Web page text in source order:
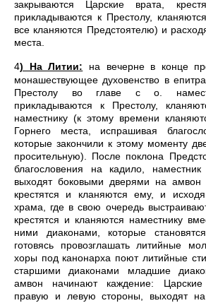
закрываются Царские врата,
прикладываются к Престолу,
все кланяются Предстоятелю) и
места.
4) На Литии: на вечерне в конце
монашествующее духовенство в
Престолу во главе с о.
прикладываются к Престолу,
наместнику (к этому времени
Горнего места, испрашивая
которые закончили к этому моменту
просительную). После поклона
благословения на кадило,
выходят боковыми дверями на
крестятся и кланяются ему, и
храма, где в свою очередь
крестятся и кланяются наместнику
ними диаконами, которые
готовясь провозглашать литийные
хоры под канонарха поют литийные
старшими диаконами младшие
амвон начинают каждение: Царские
правую и левую стороны, выходят